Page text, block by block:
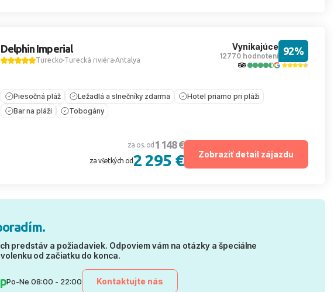
Delphin Imperial
TureckoTurecká riviéraAntalya
Vynikajúce
12770 hodnotení 92%
Piesočná pláž Ležadlá a slnečníky zdarma
Hotel priamo pri pláži
Bar na pláži
Tobogány
za os. od 1 148 €
za všetkých od2 295 € Zobraziť detail zájazdu
predstáv a požiadaviek. Odpoviem vám na otázky a špeciálne
od začiatku do konca.
Po-Ne 08:00 - 22:00 Kontaktujte nás